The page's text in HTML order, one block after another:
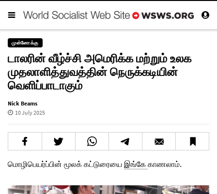
முன்னோக்கு
டாலரின் வீழ்ச்சி அமெரிக்க மற்றும் உலக
முதலாளித்துவத்தின் நெருக்கடியின்
வெளிப்பாடாகும்
Nick Beams
10 July 2025
மொழிபெயர்ப்பின் மூலக் கட்டுரையை இங்கேகாணலாம்.